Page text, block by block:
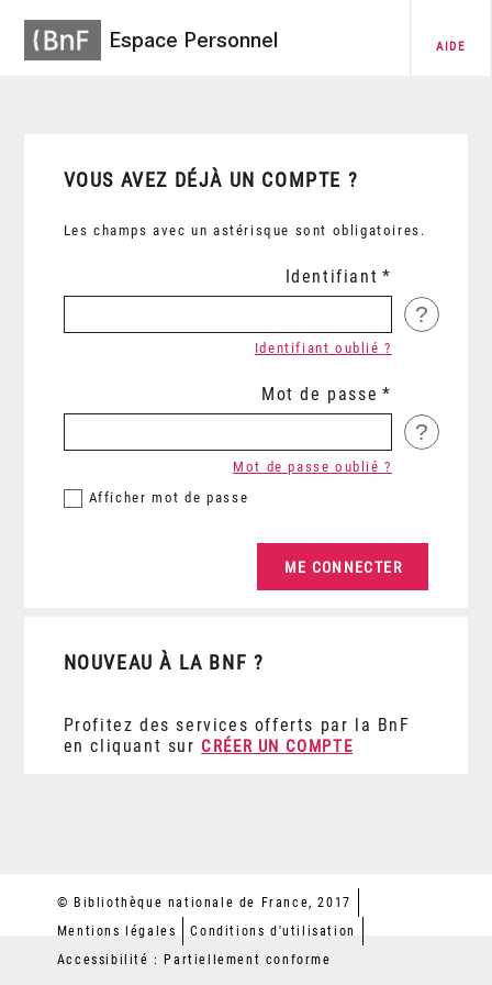
Espace Personnel AIDE
VOUS AVEZ DÉJÀ UN COMPTE ?
Les champs avec un astérisque sont obligatoires.
Identifiant
?
Identifiant oublié ?
Mot de passe
?
Afficher mot de passe
Mot de passe oublié ?
NOUVEAU À LA BNF ?
Profitez des services offerts par la BnF
en cliquant sur CRÉER UN COMPTE
© Bibliothèque nationale de France, 2017
Mentions légales
Conditions d'utilisation
Accessibilité : Partiellement conforme